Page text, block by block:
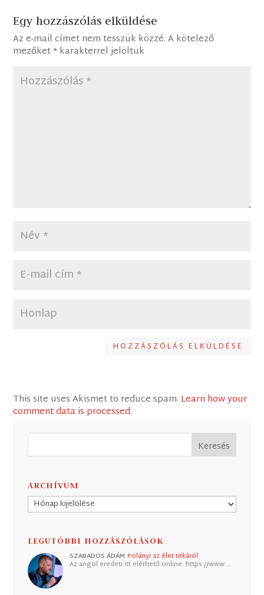
Egy hozzászólás elküldése
Az e-mail címet nem tesszük közzé. A kötelező
mezőket*karakterrel jelöltük
HOZZÁSZÓLÁS ELKÜLDÉSE
This site uses Akismet to reduce spam. Learn how your
comment data is processed.
ARCHÍVUM
Archívum
LEGUTÓBBI HOZZÁSZÓLÁSOK
SZABADOS ÁDÁM Polányi az élet titkáról
Az angol eredeti itt elérhető online: https://www.…